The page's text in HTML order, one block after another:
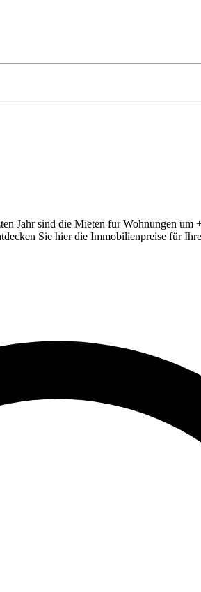
Jahr sind die Mieten für Wohnungen
Sie hier die Immobilienpreise für